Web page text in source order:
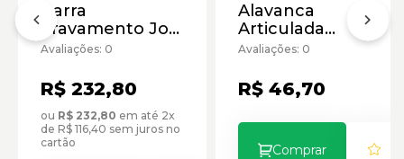
Barra
Travamento Jost
2
Avaliações: 0
R$ 232,80
ou R$ 232,80 em até 2x
de R$ 116,40 sem juros no
cartão
Alavanca
Articulada
Bosch
Avaliações: 0
R$ 46,70
Comprar